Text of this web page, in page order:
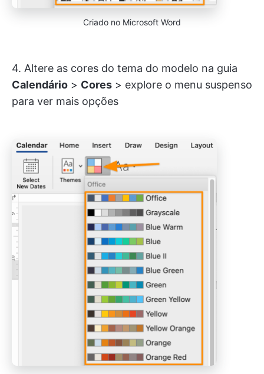
Criado no Microsoft Word
4. Altere as cores do tema do modelo na guia
Calendário > Cores > explore o menu suspenso
para ver mais opções